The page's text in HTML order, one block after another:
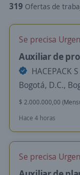
319 Ofertas de trabajo de auxiliar de
Se precisa
Auxiliar de
HACEPACK
Bogotá, D.C.,
$ 2.000.000,00
Hace 4 horas
Se precisa